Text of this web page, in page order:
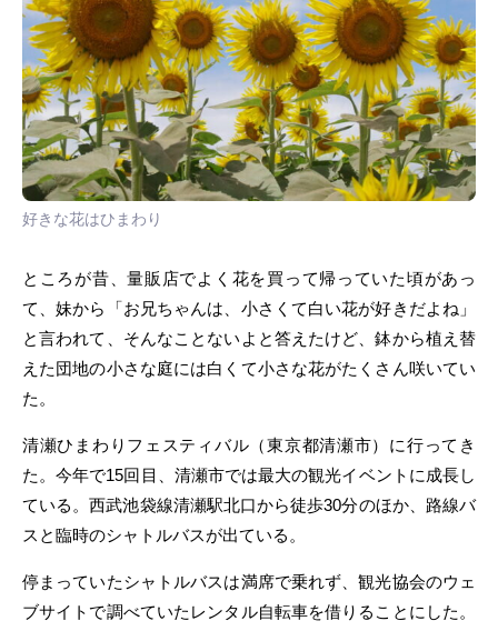
好きな花はひまわり
ところが昔、量販店でよく花を買って帰っていた頃があっ
て、妹から「お兄ちゃんは、小さくて白い花が好きだよね」
と言われて、そんなことないよと答えたけど、鉢から植え替
えた団地の小さな庭には白くて小さな花がたくさん咲いてい
た。
清瀬ひまわりフェスティバル（東京都清瀬市）に行ってき
た。今年で15回目、清瀬市では最大の観光イベントに成長し
ている。西武池袋線清瀬駅北口から徒歩30分のほか、路線バ
スと臨時のシャトルバスが出ている。
停まっていたシャトルバスは満席で乗れず、観光協会のウェ
ブサイトで調べていたレンタル自転車を借りることにした。